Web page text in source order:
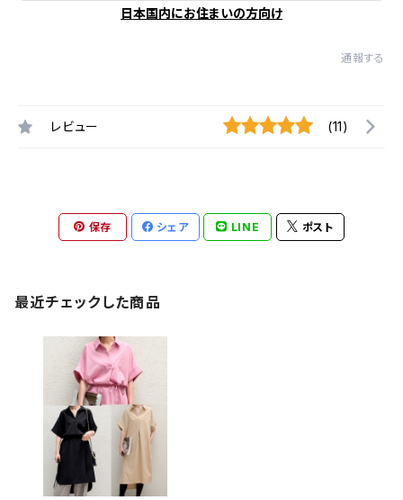
日本国内にお住まいの方向け
通報する
レビュー (11)
保存 シェア LINE ポスト
最近チェックした商品